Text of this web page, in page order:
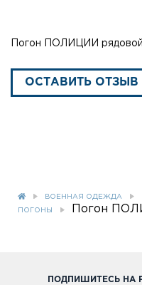
Погон ПОЛИЦИИ рядовой
ОСТАВИТЬ ОТЗЫВ
ВОЕННАЯ ОДЕЖДА
ПОГОНЫ Погон
ПОДПИШИТЕСЬ НА